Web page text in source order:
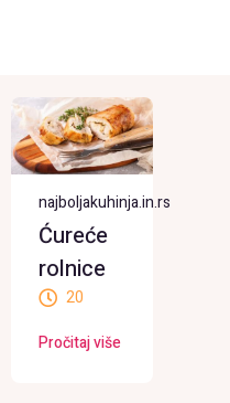
najboljakuhinja.in.rs
Ćureće
rolnice
20
Pročitaj više